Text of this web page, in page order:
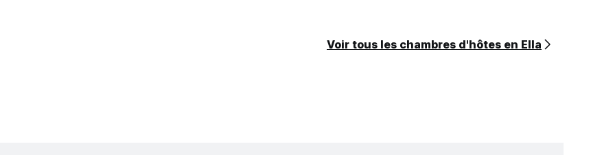
Voir tous les chambres d'hôtes en Ella